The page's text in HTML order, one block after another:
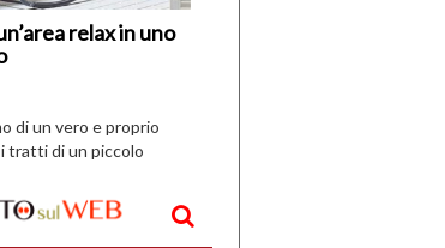
relax in uno
di un vero e proprio
tratti di un piccolo